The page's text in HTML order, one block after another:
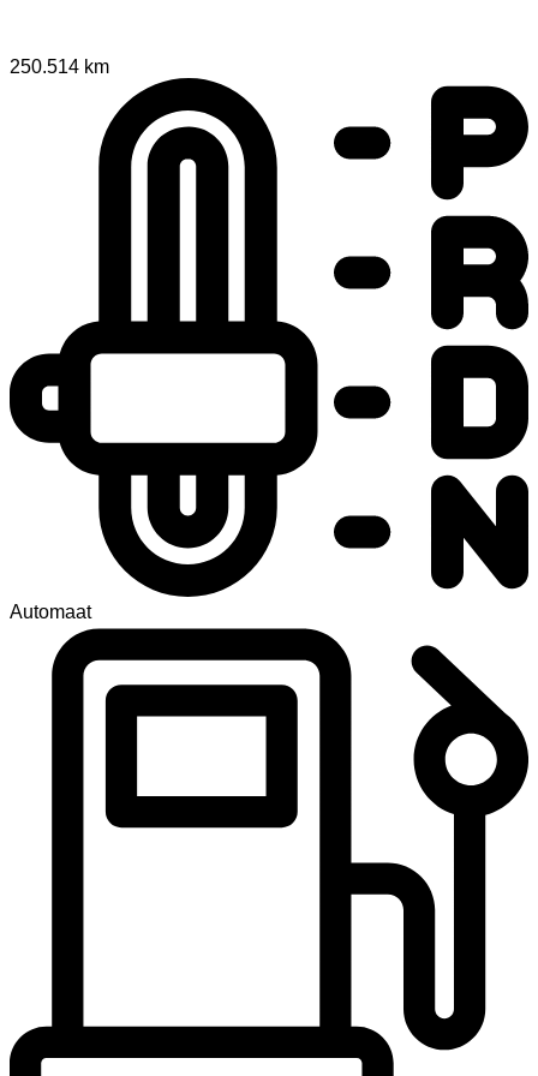
250.514 km
Automaat